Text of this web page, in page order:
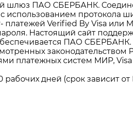
шлюз ПАО СБЕРБАНК.
протокола
Verified By Visa или
Настоящий сайт
ПАО СБЕРБАНК.
законодательством
платежных систем МИР,
дней (срок зависит от